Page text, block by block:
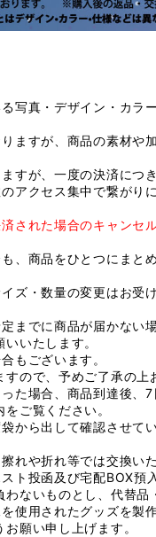
写真・デザイン・カラ
ますが、商品の素材や
すが、一度の決済につ
アクセス集中で繋がり
された場合のキャンセ
、商品をひとつにまと
ズ・数量の変更はお受
までに商品が届かない
いたします。
もございます。
ので、予めご了承の上
た場合、商品到達後、
ご覧ください。
から出して確認させて
れや折れ等では交換い
ト投函及び宅配BOX預
ないものとし、代替品
使用されたグッズを製
願い申し上げます。